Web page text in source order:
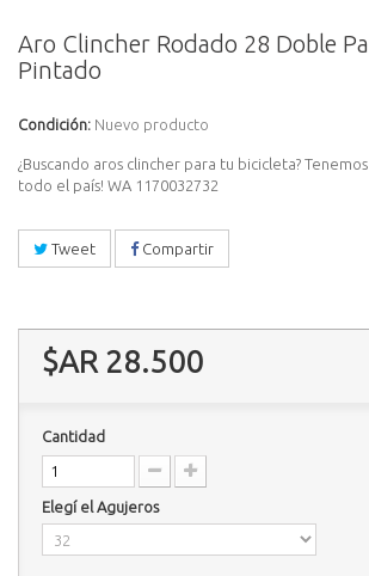
Aro Clincher Rodado 28 Doble
Pintado
Condición: Nuevo producto
¿Buscando aros clincher para tu bicicleta?
todo el país! WA 1170032732
Tweet Compartir
$AR 28.500
Cantidad
Elegí el Agujeros